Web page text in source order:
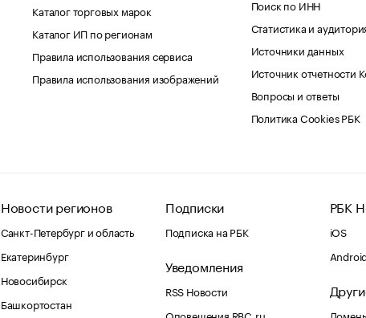
Каталог торговых марок
Каталог ИП по регионам
Правила использования сервиса
Правила использования изображений
Поиск по ИНН
Статистика и
Источники данных
Источник отчетности
Вопросы и ответы
Политика Cookies РБК
Новости регионов
Санкт-Петербург и область
Екатеринбург
Новосибирск
Башкортостан
Подписки
Подписка на РБК
Уведомления
RSS Новости
Оповещения RBC.ru
РБК
iOS